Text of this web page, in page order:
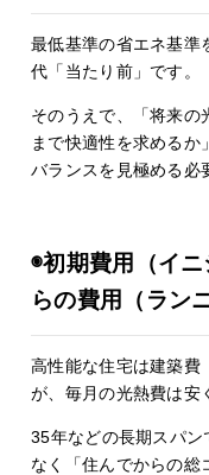
最低基準の省エネ基準
代「当たり前」です。
そのうえで、「将来の
まで快適性を求める
バランスを見極める必
◉初期費用（イ
らの費用（ラン
高性能な住宅は建築費
が、毎月の光熱費は安
35年などの長期スパ
なく「住んでからの総